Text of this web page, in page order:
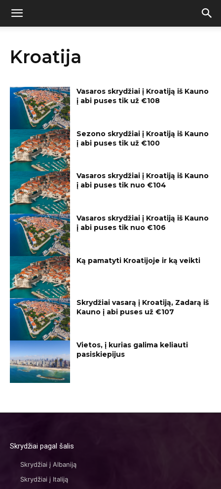
Kroatija
Vasaros skrydžiai į Kroatiją iš Kauno
į abi puses tik už €108
Sezono skrydžiai į Kroatiją iš Kauno
į abi puses tik už €100
Vasaros skrydžiai į Kroatiją iš Kauno
į abi puses tik nuo €104
Vasaros skrydžiai į Kroatiją iš Kauno
į abi puses tik nuo €106
Ką pamatyti Kroatijoje ir ką veikti
Skrydžiai vasarą į Kroatiją, Zadarą iš
Kauno į abi puses už €107
Vietos, į kurias galima keliauti
pasiskiepijus
Skrydžiai pagal šalis
Skrydžiai į Albaniją
Skrydžiai į Italiją